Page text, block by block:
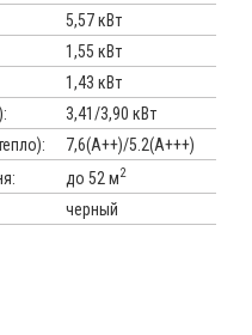
5,57 кВт
1,55 кВт
1,43 кВт
3,41/3,90 кВт
7,6(А++)/5.2(А+++)
до 52 м2
черный